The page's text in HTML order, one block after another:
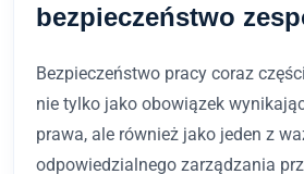
bezpieczeństwo
Bezpieczeństwo pracy coraz
nie tylko jako obowiązek
prawa, ale również jako jeden z
odpowiedzialnego zarządzania